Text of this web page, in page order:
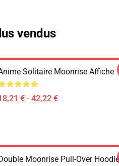
vendus
Solitaire Moonrise Affiche
€ - 42,22 €
Moonrise Pull-Over Hoodie